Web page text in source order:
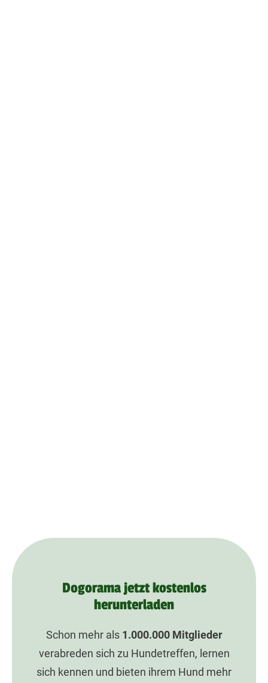
Dogorama jetzt kostenlos
herunterladen
Schon mehr als 1.000.000Mitglieder
verabreden sich zu Hundetreffen, lernen
sich kennen und bieten ihrem Hund mehr